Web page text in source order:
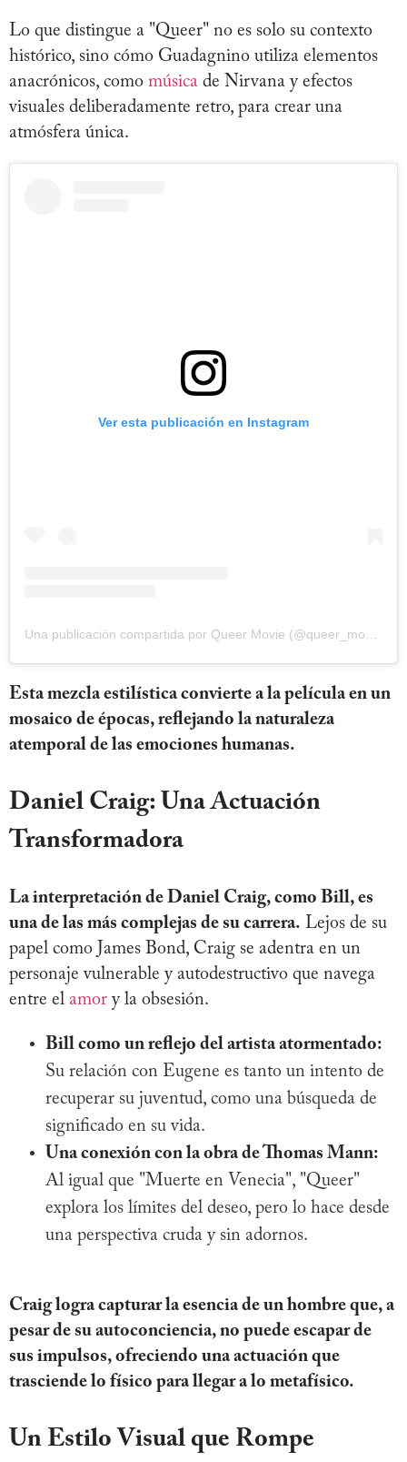
Lo que distingue a "Queer" no es solo su contexto
histórico, sino cómo Guadagnino utiliza elementos
anacrónicos, como música de Nirvana y efectos
visuales deliberadamente retro, para crear una
atmósfera única.
Ver esta publicación en Instagram
Una publicación compartida por Queer Movie (@queer_movie)
Esta mezcla estilística convierte a la película en un
mosaico de épocas, reflejando la naturaleza
atemporal de las emociones humanas.
Daniel Craig: Una Actuación
Transformadora
La interpretación de Daniel Craig, como Bill, es
una de las más complejas de su carrera. Lejos de su
papel como James Bond, Craig se adentra en un
personaje vulnerable y autodestructivo que navega
entre el amor y la obsesión.
Bill como un reflejo del artista atormentado:
Su relación con Eugene es tanto un intento de
recuperar su juventud, como una búsqueda de
significado en su vida.
Una conexión con la obra de Thomas Mann:
Al igual que "Muerte en Venecia", "Queer"
explora los límites del deseo, pero lo hace desde
una perspectiva cruda y sin adornos.
Craig logra capturar la esencia de un hombre que, a
pesar de su autoconciencia, no puede escapar de
sus impulsos, ofreciendo una actuación que
trasciende lo físico para llegar a lo metafísico.
Un Estilo Visual que Rompe